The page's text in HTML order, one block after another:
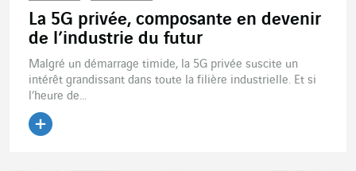
La 5G privée, composante en devenir
de l’industrie du futur
Malgré un démarrage timide, la 5G privée suscite un
intérêt grandissant dans toute la filière industrielle. Et si
l’heure de...